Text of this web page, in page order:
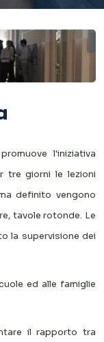
l'iniziativa
tre giorni le lezioni
definito vengono
tavole rotonde. Le
la supervisione dei
ed alle famiglie
il rapporto tra